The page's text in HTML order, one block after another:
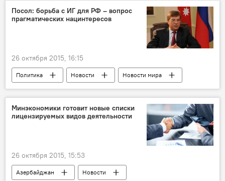
Посол: борьба с ИГ для РФ – вопрос
прагматических нацинтересов
26 октября 2015, 16:15
Политика Новости
Новости мира
Россия
Минэкономики готовит новые списки
лицензируемых видов деятельности
26 октября 2015, 15:53
Азербайджан Новости